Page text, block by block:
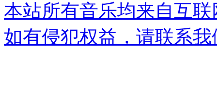
本站所有音乐均来自互
如有侵犯权益，请联系